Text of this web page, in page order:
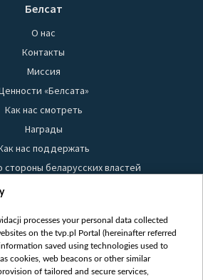
Белсат
О нас
Контакты
Миссия
«Белсата»
Как нас смотреть
Награды
нас поддержать
стороны беларусских властей
материалов
Безопасность
Youtube
Белсат news
processes your personal data collected
on the tvp.pl Portal (hereinafter referred
saved using technologies used to
cookies, web beacons or other similar
of tailored and secure services,